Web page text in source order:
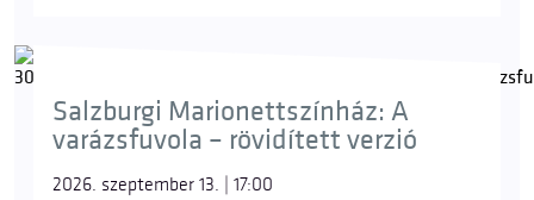
Salzburgi Marionettszínház: A
varázsfuvola – rövidített verzió
2026. szeptember 13. | 17:00